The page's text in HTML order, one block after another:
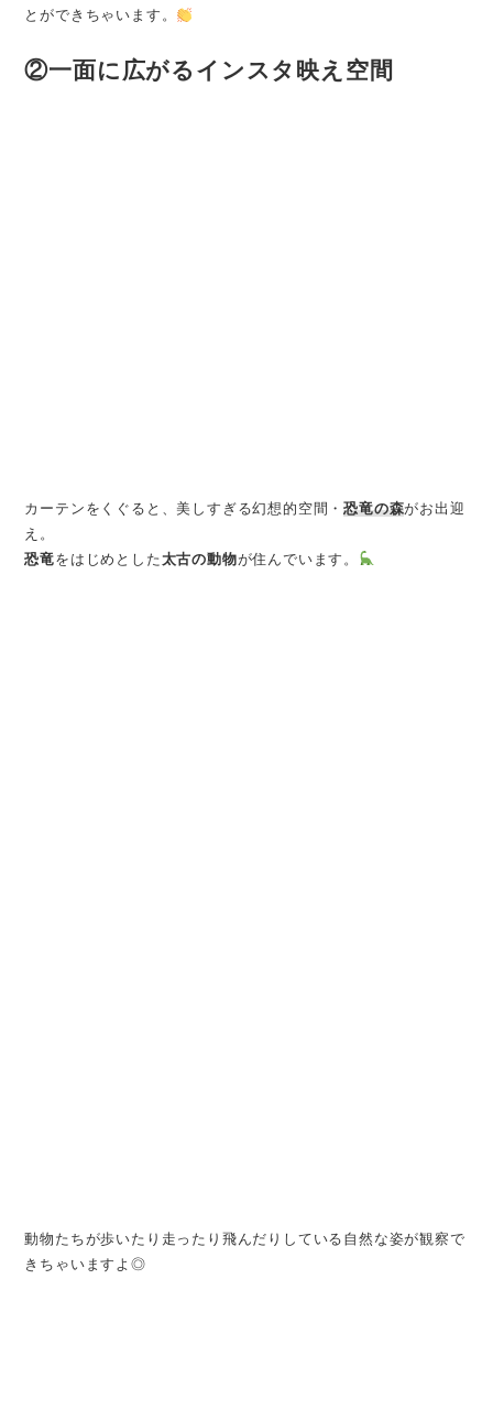
とができちゃいます。
②一面に広がるインスタ映え空間
カーテンをくぐると、美しすぎる幻想的空間・恐竜の森がお出迎
え。
恐竜をはじめとした太古の動物が住んでいます。
動物たちが歩いたり走ったり飛んだりしている自然な姿が観察で
きちゃいますよ◎